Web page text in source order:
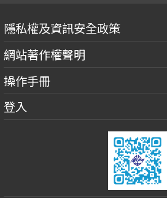
隱私權及資訊安全政策
網站著作權聲明
操作手冊
登入